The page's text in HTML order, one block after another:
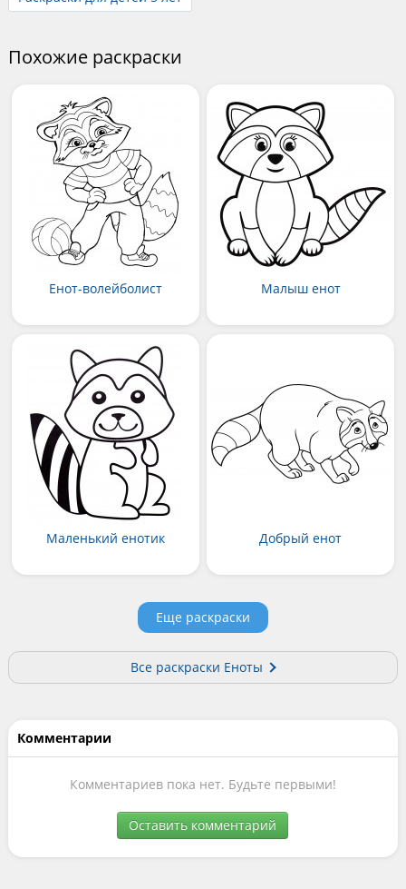
Похожие раскраски
Енот-волейболист Малыш енот
Маленький енотик Добрый енот
Еще раскраски
Все раскраски Еноты
Комментарии
Комментариев пока нет. Будьте первыми!
Оставить комментарий